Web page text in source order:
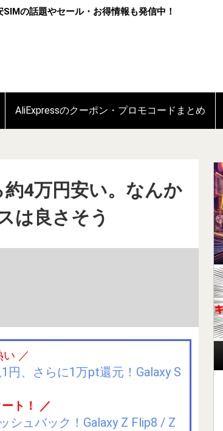
の話題やセール・お得情報も発信中！
AliExpressのクーポン・プロモコードまとめ
約4万円安い。なんか
は良さそう
／
円、さらに1万pt還元！Galaxy S
ト！ ／
シュバック！Galaxy Z Flip8 / Z